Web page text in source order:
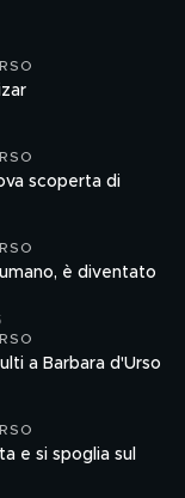
scoperta di
è diventato
a Barbara d'Urso
e si spoglia sul